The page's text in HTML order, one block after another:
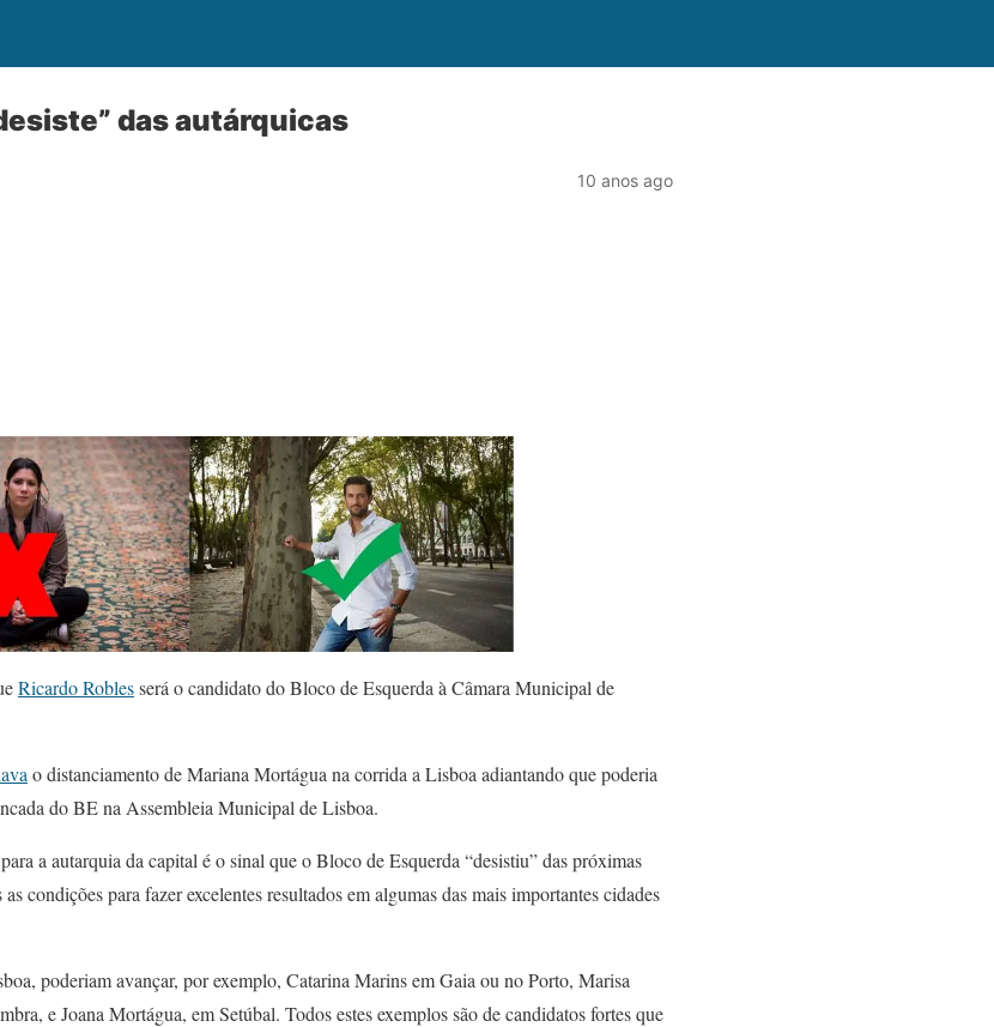
das autárquicas
10 anos ago
Ricardo Roblesserá o candidato do Bloco de Esquerda à Câmara Municipal de
o distanciamento de Mariana Mortágua na corrida a Lisboa adiantando que poderia
do BE na Assembleia Municipal de Lisboa.
a autarquia da capital é o sinal que o Bloco de Esquerda “desistiu” das próximas
condições para fazer excelentes resultados em algumas das mais importantes cidades
poderiam avançar, por exemplo, Catarina Marins em Gaia ou no Porto, Marisa
e Joana Mortágua, em Setúbal. Todos estes exemplos são de candidatos fortes que